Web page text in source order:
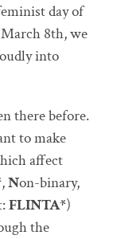
day of
8th, we
into
there before.
to make
affect
Non-binary,
FLINTA*)
the